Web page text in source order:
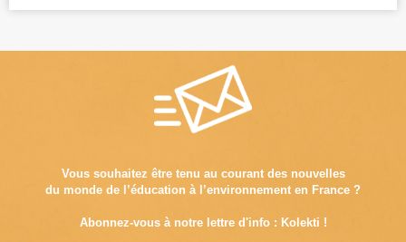
Vous souhaitez être tenu au courant des nouvelles
du monde de l’éducation à l’environnement en France ?
Abonnez-vous à notre lettre d'info : Kolekti !